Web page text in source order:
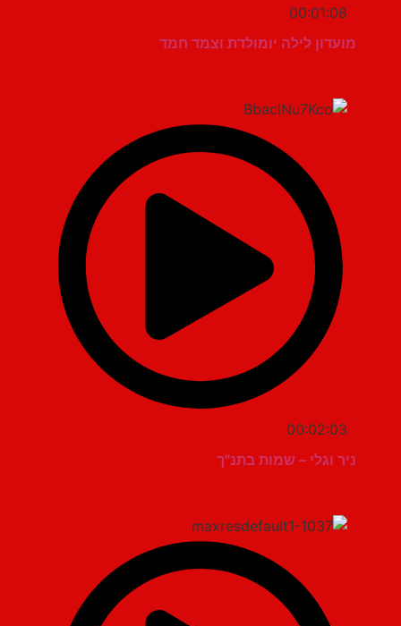
00:01:08
מועדון לילה יומולדת וצמד חמד
00:02:03
ניר וגלי – שמות בתנ"ך